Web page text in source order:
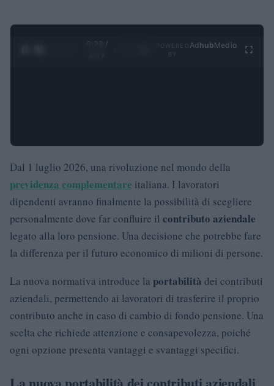
0:29 /
Ad hubMedia
Dal 1 luglio 2026, una rivoluzione nel mondo della
previdenza complementare italiana. I lavoratori
dipendenti avranno finalmente la possibilità di scegliere
personalmente dove far confluire il contributo aziendale
legato alla loro pensione. Una decisione che potrebbe fare
la differenza per il futuro economico di milioni di persone.
La nuova normativa introduce la portabilità dei contributi
aziendali, permettendo ai lavoratori di trasferire il proprio
contributo anche in caso di cambio di fondo pensione. Una
scelta che richiede attenzione e consapevolezza, poiché
ogni opzione presenta vantaggi e svantaggi specifici.